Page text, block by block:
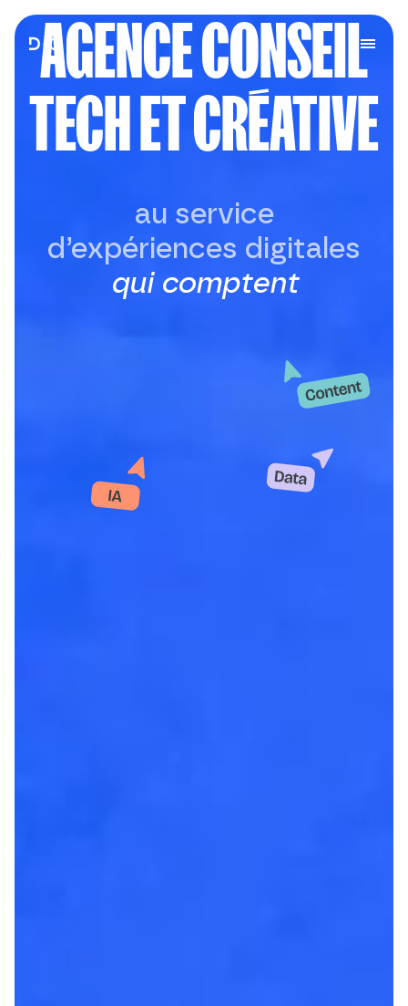
AGENCE CONSEIL
TECH ET CRÉATIVE
au service
d’expériences digitales
qui comptent